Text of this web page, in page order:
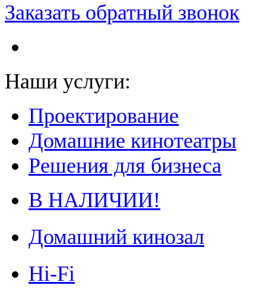
Заказать обратный звонок
Наши услуги:
Проектирование
Домашние кинотеатры
Решения для бизнеса
В НАЛИЧИИ!
Домашний кинозал
Hi-Fi